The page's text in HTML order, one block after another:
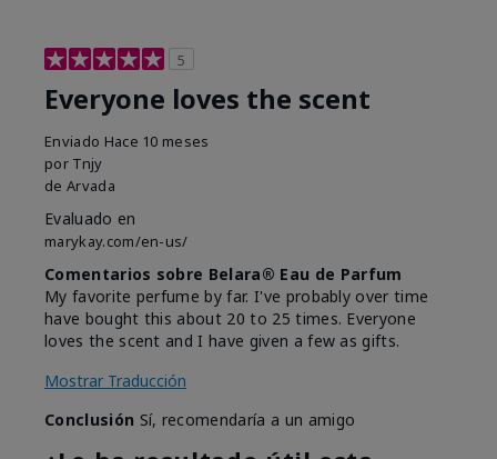
5
Everyone loves the scent
Enviado Hace 10 meses
por Tnjy
de Arvada
Evaluado en
marykay.com/en-us/
Comentarios sobre Belara® Eau de Parfum
My favorite perfume by far. I've probably over time
have bought this about 20 to 25 times. Everyone
loves the scent and I have given a few as gifts.
Mostrar Traducción
Conclusión Sí, recomendaría a un amigo